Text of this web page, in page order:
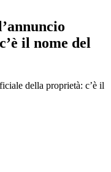
il nome del